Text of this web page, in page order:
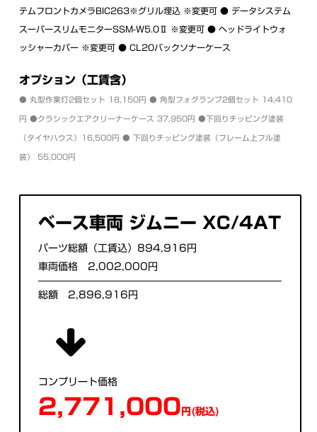
テムフロントカメラBIC263※グリル埋込 ※変更可 ● データシステム
スーパースリムモニターSSM-W5.0Ⅱ ※変更可 ● ヘッドライトウォ
ッシャーカバー ※変更可 ● CL20バックソナーケース
オプション（工賃含）
● 丸型作業灯2個セット 18,150円 ● 角型フォグランプ2個セット 14,410
円 ●クラシックエアクリーナーケース 37,950円 ●下回りチッピング塗装
（タイヤハウス）16,500円 ● 下回りチッピング塗装（フレーム上フル塗
装） 55,000円
ベース車両 ジムニー XC/4AT
パーツ総額（工賃込）894,916円
車両価格 2,002,000円
総額 2,896,916円
コンプリート価格
2,771,000 円(税込)